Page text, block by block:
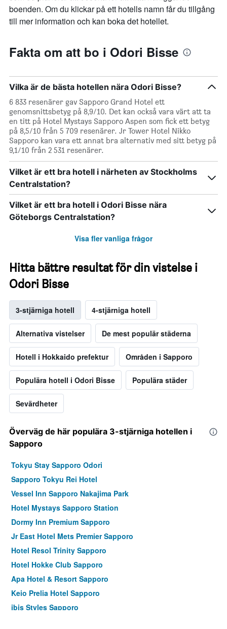
boenden. Om du klickar på ett hotells namn får du tillgång
till mer information och kan boka det hotellet.
Fakta om att bo i Odori Bisse
Vilka är de bästa hotellen nära Odori Bisse?
6 833 resenärer gav Sapporo Grand Hotel ett
genomsnittsbetyg på 8,9/10. Det kan också vara värt att ta
en titt på Hotel Mystays Sapporo Aspen som fick ett betyg
på 8,5/10 från 5 709 resenärer. Jr Tower Hotel Nikko
Sapporo kan vara ett annat bra alternativ med sitt betyg på
9,1/10 från 2 531 resenärer.
Vilket är ett bra hotell i närheten av Stockholms
Centralstation?
Vilket är ett bra hotell i Odori Bisse nära
Göteborgs Centralstation?
Visa fler vanliga frågor
Hitta bättre resultat för din vistelse i
Odori Bisse
3-stjärniga hotell 4-stjärniga hotell
Alternativa vistelser De mest populär städerna
Hotell i Hokkaido prefektur Områden i Sapporo
Populära hotell i Odori Bisse Populära städer
Sevärdheter
Överväg de här populära 3-stjärniga hotellen i
Sapporo
Tokyu Stay Sapporo Odori
Sapporo Tokyu Rei Hotel
Vessel Inn Sapporo Nakajima Park
Hotel Mystays Sapporo Station
Dormy Inn Premium Sapporo
Jr East Hotel Mets Premier Sapporo
Hotel Resol Trinity Sapporo
Hotel Hokke Club Sapporo
Apa Hotel & Resort Sapporo
Keio Prelia Hotel Sapporo
ibis Styles Sapporo